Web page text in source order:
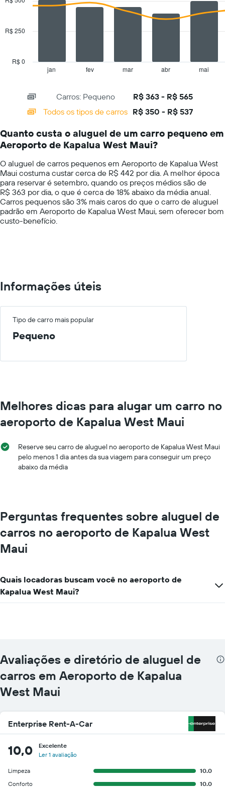
tem
Y
preço
aluguel
carro
as
empresas
displaying
categories.
categories.
The
has
1
Y
axis
displaying
values.
Range:
jan fev mar abr mai
R$ 0
R$ 250
Carros: Pequeno
R$ 363 - R$ 565
Todos os tipos de carros R$ 350 - R$ 537
Quanto custa o aluguel de um carro pequeno em
Aeroporto de Kapalua West Maui?
O aluguel de carros pequenos em Aeroporto de Kapalua West
Maui costuma custar cerca de R$ 442 por dia. A melhor época
para reservar é setembro, quando os preços médios são de
R$ 363 por dia, o que é cerca de 18% abaixo da média anual.
Carros pequenos são 3% mais caros do que o carro de aluguel
padrão em Aeroporto de Kapalua West Maui, sem oferecer bom
custo-benefício.
Informações úteis
Tipo de carro mais popular
Pequeno
Melhores dicas para alugar um carro no
aeroporto de Kapalua West Maui
Reserve seu carro de aluguel no aeroporto de Kapalua West Maui
pelo menos 1 dia antes da sua viagem para conseguir um preço
abaixo da média
Perguntas frequentes sobre aluguel de
carros no aeroporto de Kapalua West
Maui
Quais locadoras buscam você no aeroporto de
Kapalua West Maui?
Avaliações e diretório de aluguel de
carros em Aeroporto de Kapalua
West Maui
Enterprise Rent-A-Car
10,0
Excelente
Ler 1 avaliação
Limpeza
10.0
Conforto
10.0